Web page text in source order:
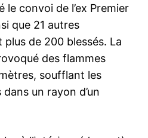
le convoi de l’ex Premier
que 21 autres
de 200 blessés. La
des flammes
soufflant les
un rayon d’un